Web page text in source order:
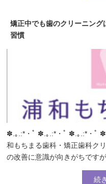
矯正中でも歯のクリーニン
習慣
✽.｡.:*・ﾟ ✽.｡.:*・ﾟ ✽.｡.:*・ﾟ
和もちまる歯科・矯正歯科ク
の改善に意識が向きがちです
続